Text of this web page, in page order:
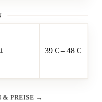
39 € – 48 €
& PREISE →